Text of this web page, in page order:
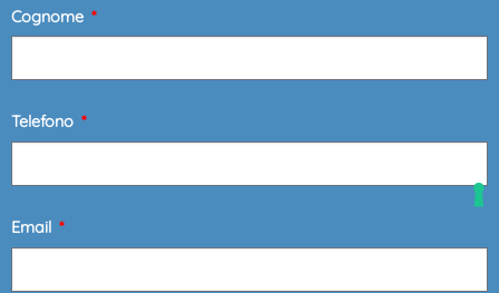
Cognome
Telefono
Email